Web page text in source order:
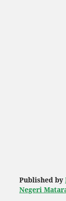
Published by
Negeri